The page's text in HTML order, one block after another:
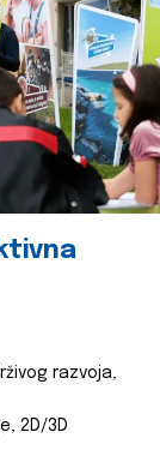
razvoja,
2D/3D